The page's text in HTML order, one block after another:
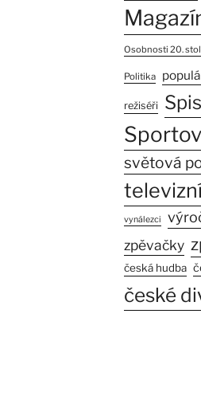
Osobnosti 20.
Politika
režiséři
světová
vynálezci
zpěvačky
česká hudba
české